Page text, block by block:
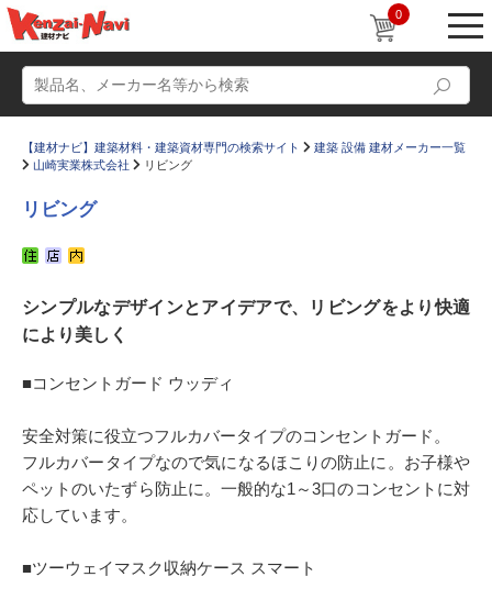
0
かたなび コラム
Q＆A
お気に入り
【建材ナビ】建築材料・建築資材専門の検索サイト
建築 設備 建材メーカー一覧
山崎実業株式会社
リビング
リビング
シンプルなデザインとアイデアで、リビングをより快適
により美しく
■コンセントガード ウッディ
安全対策に役立つフルカバータイプのコンセントガード。
フルカバータイプなので気になるほこりの防止に。お子様や
ペットのいたずら防止に。一般的な1～3口のコンセントに対
応しています。
■ツーウェイマスク収納ケース スマート